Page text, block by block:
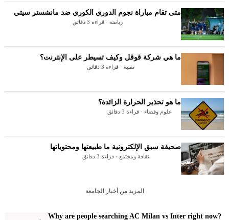
متى تقام مباراة نجوم الدوري الكوري ضد مانشستر سيتي
رياضة · قراءة 3 دقائق
ما هي شركة قوقل وكيف تسيطر على الإنترنت؟
تقنية · قراءة 3 دقائق
ما هو تحذير الحرارة الزائدة؟
علوم وفضاء · قراءة 3 دقائق
صحيفة سبق الإلكترونية ما طبيعتها ومحتوياتها
ثقافة ومجتمع · قراءة 3 دقائق
المزيد من أخبار الجامعة
Why are people searching AC Milan vs Inter right now?